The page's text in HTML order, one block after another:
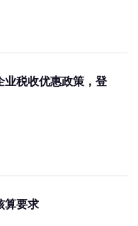
业税收优惠政策，登
算要求